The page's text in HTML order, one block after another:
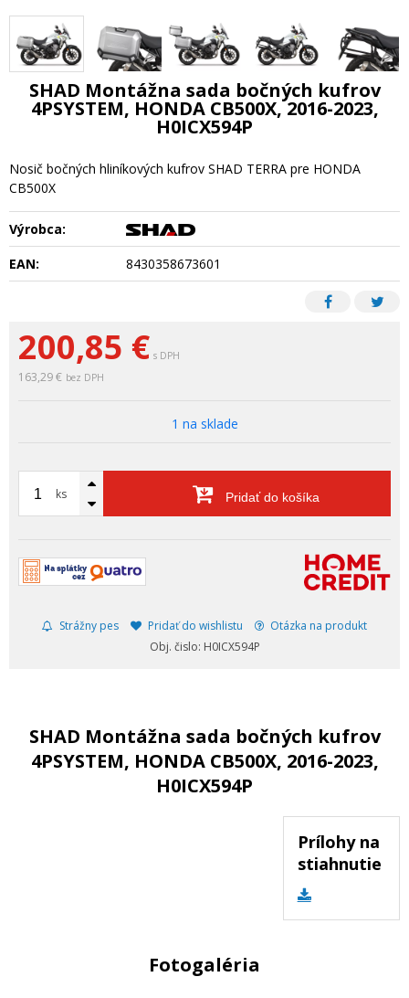
200,85 € s DPH
163,29 € bez DPH
1 na sklade
ks Pridať do košíka
Strážny pes Pridať do wishlistu
Otázka na produkt
Obj. čislo: H0ICX594P
SHAD Montážna sada bočných kufrov
4PSYSTEM, HONDA CB500X, 2016-2023,
H0ICX594P
Nosič bočných hliníkových kufrov SHAD TERRA pre HONDA
CB500X
Výrobca:
EAN:
8430358673601
SHAD Montážna sada bočných kufrov
4PSYSTEM, HONDA CB500X, 2016-2023,
H0ICX594P
Prílohy na
stiahnutie
Fotogaléria